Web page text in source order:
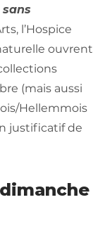
l’Hospice
ouvrent
(mais aussi
Hellemmois
justificatif de